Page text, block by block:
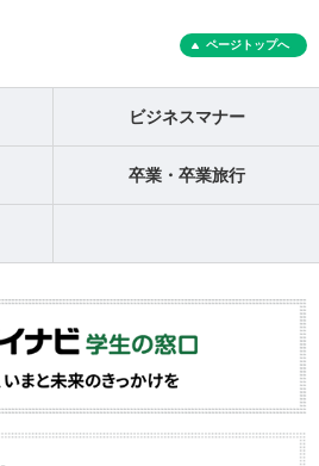
ページトップへ
ビジネスマナー
卒業・卒業旅行